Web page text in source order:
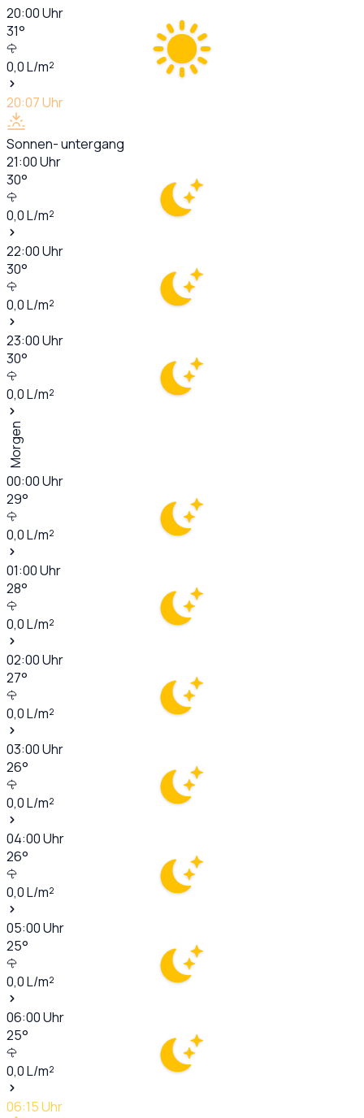
20:00Uhr
31°
0,0L/m²
20:07Uhr
Sonnen- untergang
21:00Uhr
30°
0,0L/m²
22:00Uhr
30°
0,0L/m²
23:00Uhr
30°
0,0L/m²
Morgen
00:00Uhr
29°
0,0L/m²
01:00Uhr
28°
0,0L/m²
02:00Uhr
27°
0,0L/m²
03:00Uhr
26°
0,0L/m²
04:00Uhr
26°
0,0L/m²
05:00Uhr
25°
0,0L/m²
06:00Uhr
25°
0,0L/m²
06:15Uhr